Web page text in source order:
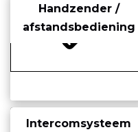
Handzender /
afstandsbediening
Intercomsysteem